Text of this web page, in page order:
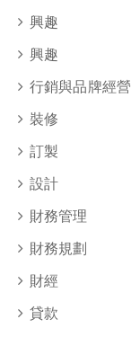
興趣
興趣
行銷與品牌經營
裝修
訂製
設計
財務管理
財務規劃
財經
貸款